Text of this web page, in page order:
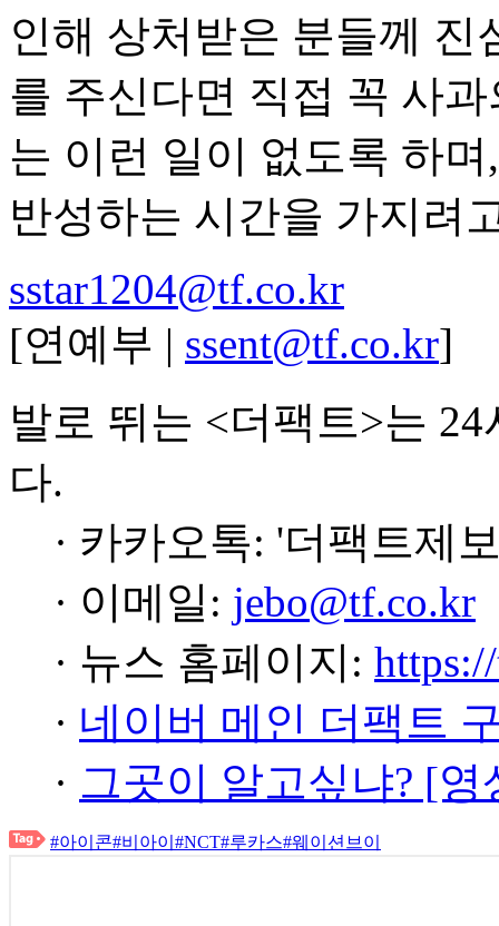
인해 상처받은 분들께
를 주신다면 직접 꼭 사
는 이런 일이 없도록 하
반성하는 시간을 가지려
sstar1204@tf.co.kr
[연예부 | ssent@tf.co.kr]
발로 뛰는 <더팩트>는
다.
· 카카오톡: '더팩트제
· 이메일: jebo@tf.co.kr
· 뉴스 홈페이지:
· 네이버 메인 더팩트
· 그곳이 알고싶냐? [
#아이콘#비아이 #NCT#루카스#웨이션브이